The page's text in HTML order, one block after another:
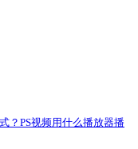
？PS视频用什么播放器播